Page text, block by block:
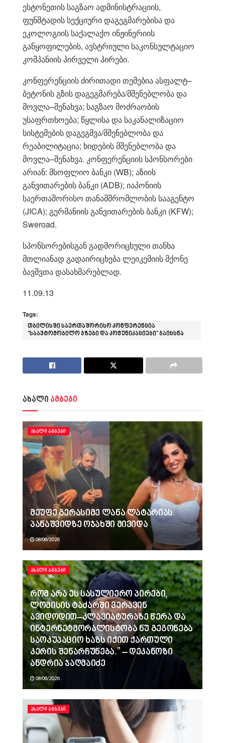
ესტონეთის საგზაო ადმინისტრაციის,
ფუნშტადის სექციური დაგეგმარებისა და
ეკოლოგიის საქალაქო ინჟინერიის
განყოფილების, ავსტრიული საკონსულტაციო
კომპანიის პირველი პირები.
კონფერენციის ძირითადი თემებია ასფალტ–
ბეტონის გზის დაგეგმარება/მშენებლობა და
მოვლა–შენახვა; საგზაო მოძრაობის
უსაფრთხოება; წყლისა და საკანალიზაციო
სისტემების დაგეგმვა/მშენებლობა და
რეაბილიტაცია; ხიდების მშენებლობა და
მოვლა–შენახვა. კონფერენციის სპონსორები
არიან: მსოფლიო ბანკი (WB); აზიის
განვითარების ბანკი (ADB); იაპონიის
საერთაშორისო თანამშრომლობის სააგენტო
(JICA); გერმანიის განვითარების ბანკი (KFW);
Sweroad.
სპონსორებისგან გადმორიცხული თანხა
მთლიანად გადაირიცხება ლეიკემიის მქონე
ბავშვთა დასახმარებლად.
11.09.13
Tags:
თბილისში საერთაშორისო კონფერენცია
"საავტომობილო გზები და კომუნიკაციები" გაიხსნა
ახალი ამბები
ᲐᲮᲐᲚᲘ ᲐᲛᲑᲔᲑᲘ
მეუფე გერასიმე ლანა ლატარიას
პანაშვიდზე ოჯახში მივიდა
08/06/2026
ᲐᲮᲐᲚᲘ ᲐᲛᲑᲔᲑᲘ
რომ არა ეს სასულიერო პირები,
ლომისის ტაძარში ვერავინ
ავიდოდით–კლავიატურაზე წერა და
ინტერნეტმორალისტობა ნუ გეგონება
საოკუპაციო ხაზს იქით ქართული
კერის შენარჩუნება.” – დეკანოზი
ანდრია ჯაღმაიძე
08/06/2026
ᲐᲮᲐᲚᲘ ᲐᲛᲑᲔᲑᲘ